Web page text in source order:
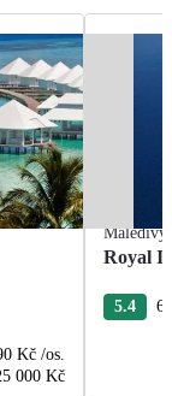
Kč /os.
000 Kč
Maledivy
Royal
5.4